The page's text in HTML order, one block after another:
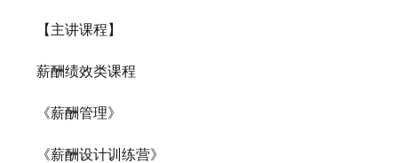
【主讲课程】
薪酬绩效类课程
《薪酬管理》
《薪酬设计训练营》